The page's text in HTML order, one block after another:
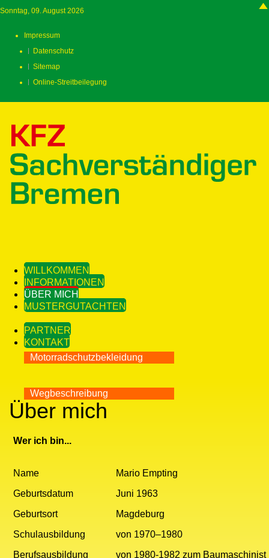
Sonntag, 09. August 2026
Impressum
Datenschutz
Sitemap
Online-Streitbeilegung
WILLKOMMEN
INFORMATIONEN
ÜBER MICH
MUSTERGUTACHTEN
Motorradschutzbekleidung
PARTNER
KONTAKT
Wegbeschreibung
Über mich
Wer ich bin...
Name
Mario Empting
Geburtsdatum
Juni 1963
Geburtsort
Magdeburg
Schulausbildung
von 1970–1980
Berufsausbildung
von 1980-1982 zum Baumaschinist